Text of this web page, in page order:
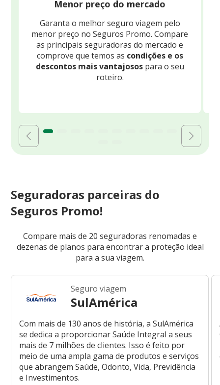
Menor preço do mercado
Garanta o melhor seguro viagem pelo
menor preço no Seguros Promo. Compare
as principais seguradoras do mercado e
comprove que temos as condições e os
descontos mais vantajosospara o seu
roteiro.
Seguradoras parceiras do
Seguros Promo!
Compare mais de 20 seguradoras renomadas e
dezenas de planos para encontrar a proteção ideal
para a sua viagem.
Seguro viagem
SulAmérica
Com mais de 130 anos de história, a SulAmérica
se dedica a proporcionar Saúde Integral a seus
mais de 7 milhões de clientes. Isso é feito por
meio de uma ampla gama de produtos e serviços
que abrangem Saúde, Odonto, Vida, Previdência
e Investimentos.